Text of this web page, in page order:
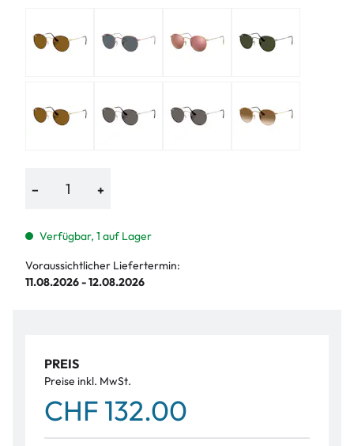
− +
Verfügbar, 1 auf Lager
Voraussichtlicher Liefertermin:
11.08.2026 - 12.08.2026
PREIS
Preise inkl. MwSt.
CHF 132.00